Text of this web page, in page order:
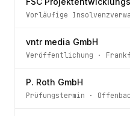
Vorläufige
vntr media GmbH
Veröffentlichung ·
P. Roth GmbH
Prüfungstermin ·